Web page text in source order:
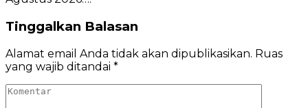
Tinggalkan Balasan
Alamat email Anda tidak akan dipublikasikan. Ruas
yang wajib ditandai *